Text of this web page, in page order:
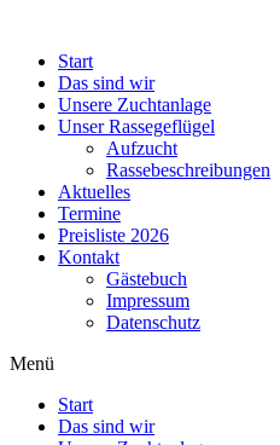
wechseln
Start
Das sind wir
Unsere Zuchtanlage
Unser Rassegeflügel
Aufzucht
Rassebeschreibungen
Aktuelles
Termine
Preisliste 2026
Kontakt
Gästebuch
Impressum
Datenschutz
Menü
Start
Das sind wir